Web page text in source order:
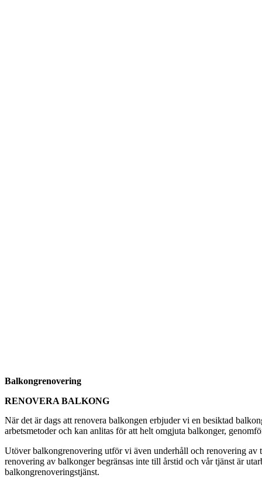
Balkongrenovering
RENOVERA BALKONG
När det är dags att renovera balkongen erbjuder vi en besiktad
arbetsmetoder och kan anlitas för att helt omgjuta balkonger,
Utöver balkongrenovering utför vi även underhåll och renovering av
renovering av balkonger begränsas inte till årstid och vår tjänst är
balkongrenoveringstjänst.